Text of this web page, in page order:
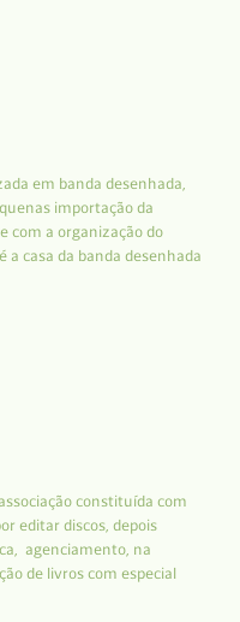
em banda desenhada,
importação da
com a organização do
a casa da banda desenhada
constituída com
editar discos, depois
agenciamento, na
de livros com especial